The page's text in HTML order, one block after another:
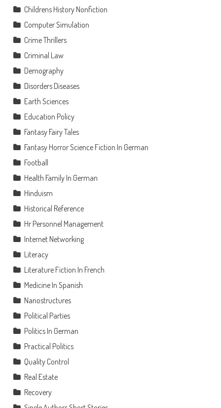
Childrens History Nonfiction
Computer Simulation
Crime Thrillers
Criminal Law
Demography
Disorders Diseases
Earth Sciences
Education Policy
Fantasy Fairy Tales
Fantasy Horror Science Fiction In German
Football
Health Family In German
Hinduism
Historical Reference
Hr Personnel Management
Internet Networking
Literacy
Literature Fiction In French
Medicine In Spanish
Nanostructures
Political Parties
Politics In German
Practical Politics
Quality Control
Real Estate
Recovery